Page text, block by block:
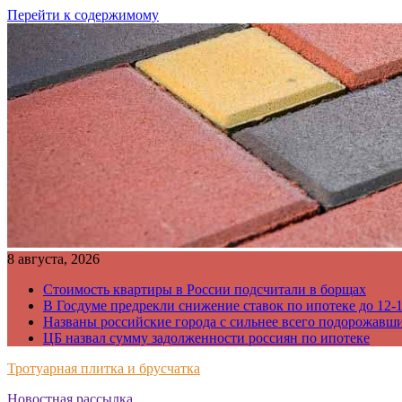
Перейти к содержимому
8 августа, 2026
Стоимость квартиры в России подсчитали в борщах
В Госдуме предрекли снижение ставок по ипотеке до 12-
Названы российские города с сильнее всего
ЦБ назвал сумму задолженности россиян по ипотеке
Тротуарная плитка и брусчатка
Новостная рассылка